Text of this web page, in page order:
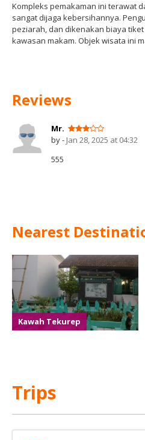
Kompleks pemakaman ini terawat
sangat dijaga kebersihannya.
peziarah, dan dikenakan biaya
kawasan makam. Objek wisata ini
Reviews
Mr.
by - Jan 28, 2025 at 04:32
555
Nearest
Kawah Tekurep
Trips